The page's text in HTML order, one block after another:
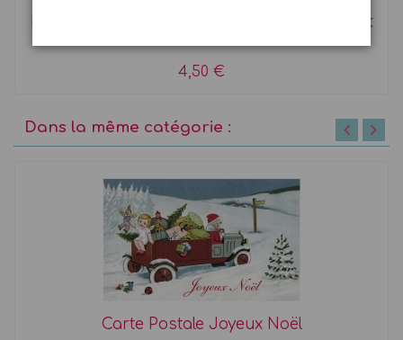
Bobine de 80 m de ficelle bicolore blanche et
4,50 €
Dans la même catégorie :
Carte Postale Joyeux Noël